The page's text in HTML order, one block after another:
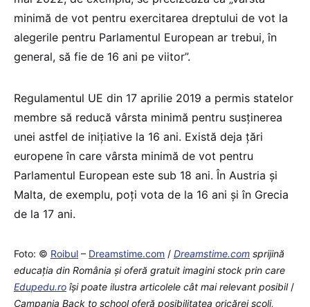
minimă de vot pentru exercitarea dreptului de vot la
alegerile pentru Parlamentul European ar trebui, în
general, să fie de 16 ani pe viitor”.
Regulamentul UE din 17 aprilie 2019 a permis statelor
membre să reducă vârsta minimă pentru susținerea
unei astfel de inițiative la 16 ani. Există deja țări
europene în care vârsta minimă de vot pentru
Parlamentul European este sub 18 ani. În Austria și
Malta, de exemplu, poți vota de la 16 ani și în Grecia
de la 17 ani.
Foto: © Roibul – Dreamstime.com / Dreamstime.com sprijină
educaţia din România şi oferă gratuit imagini stock prin care
Edupedu.ro îşi poate ilustra articolele cât mai relevant posibil/
Campania Back to school oferă posibilitatea oricărei școli,